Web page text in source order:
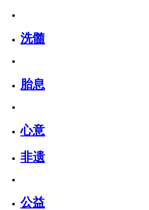
洗髓
胎息
心意
非遗
公益